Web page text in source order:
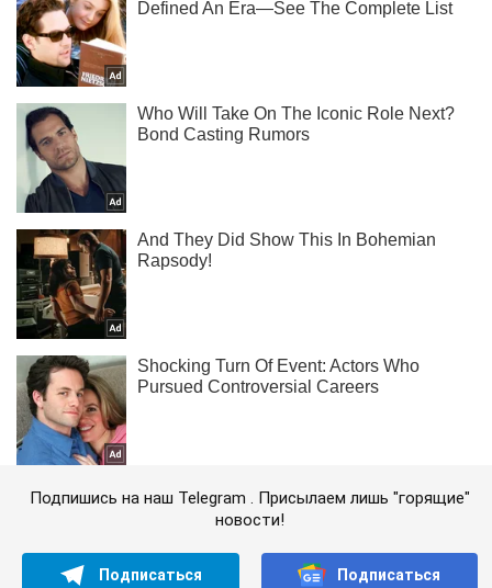
Подпишись на наш Telegram . Присылаем лишь "горящие"
новости!
Подписаться Подписаться